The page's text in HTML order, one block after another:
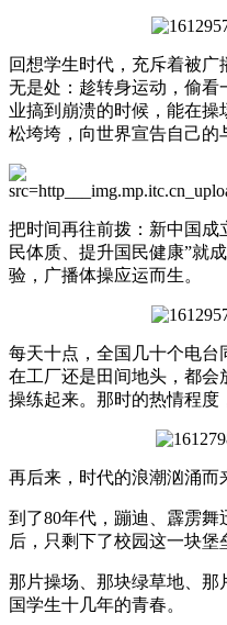
回想学生时代，充斥着被
无是处：趁转身运动，偷
业搞到崩溃的时候，能在
松垮垮，向世界宣告自己的
把时间再往前拨：新中国成
民体质、提升国民健康”就
验，广播体操应运而生。
每天十点，全国几十个电台
在工厂还是田间地头，都会
操练起来。那时的热情程度
再后来，时代的浪潮汹涌而
到了80年代，蹦迪、霹雳
后，只剩下了校园这一块堡
那片操场、那块绿草地、那
国学生十几年的青春。